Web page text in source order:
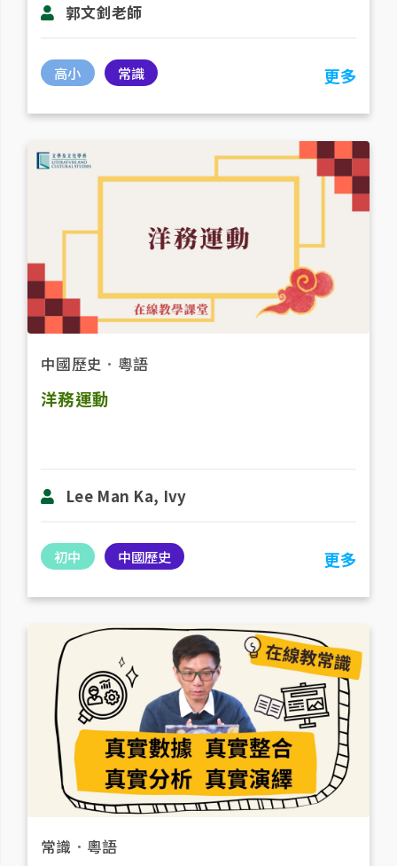
郭文釗老師
高小 常識 更多
中國歷史 ． 粵語
洋務運動
Lee Man Ka, Ivy
初中 中國歷史 更多
常識 ． 粵語